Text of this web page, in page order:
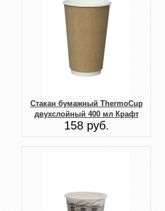
Стакан бумажный ThermoCup
двухслойный 400 мл Крафт
158 руб.